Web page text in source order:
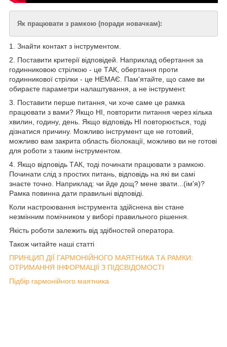
Як працювати з рамкою (поради новачкам):
1. Знайти контакт з інструментом.
2. Поставити критерії відповідей. Наприклад обертання за
годинниковою стрілкою - це ТАК, обертання проти
годинникової стрілки - це НЕМАЄ. Пам'ятайте, що саме ви
обираєте параметри налаштування, а не інструмент.
3. Поставити перше питання, чи хоче саме це рамка
працювати з вами? Якщо НІ, повторити питання через кілька
хвилин, годину, день. Якщо відповідь НІ повторюється, тоді
дізнатися причину. Можливо інструмент ще не готовий,
можливо вам закрита область біолокації, можливо ви не готові
для роботи з таким інструментом.
4. Якщо відповідь ТАК, тоді починати працювати з рамкою.
Починати слід з простих питань, відповідь на які ви самі
знаєте точно. Наприклад: чи йде дощ? мене звати...(ім'я)?
Рамка повинна дати правильні відповіді.
Коли настроювання інструмента здійснена він стане
незмінним помічником у виборі правильного рішення.
Якість роботи залежить від здібностей оператора.
Також читайте наші статті
ПРИНЦИП ДІЇ ГАРМОНІЙНОГО МАЯТНИКА ТА РАМКИ:
ОТРИМАННЯ ІНФОРМАЦІЇ З ПІДСВІДОМОСТІ
Підбір гармонійного маятника